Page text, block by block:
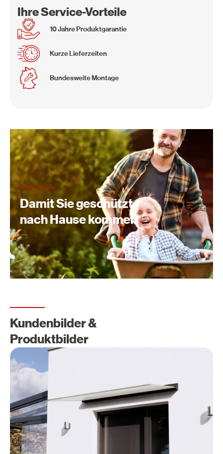
Ihre Service-Vorteile
10 Jahre Produktgarantie
Kurze Lieferzeiten
Bundesweite Montage
Damit Sie geschützt
nach Hause kommen
Kundenbilder &
Produktbilder